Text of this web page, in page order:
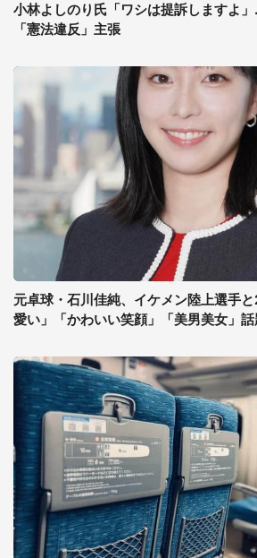
小林よしのり氏「ワシは提訴しますよ
「憲法違反」主張
元卓球・石川佳純、イケメン陸上選手
愛い」「かわいい笑顔」「美男美女」